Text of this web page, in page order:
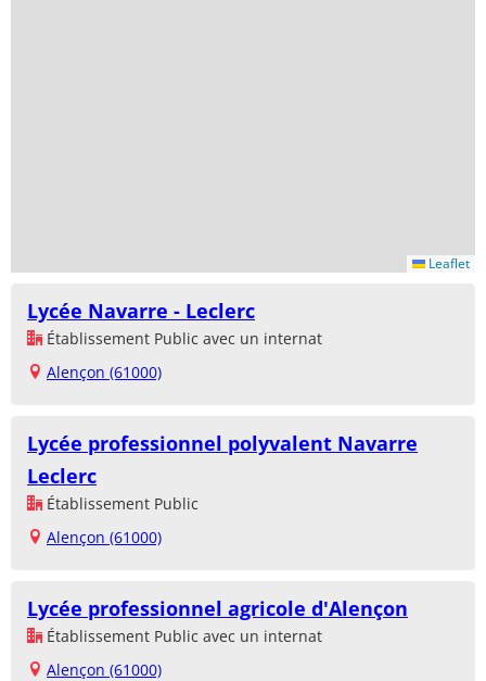
Leaflet
Lycée Navarre - Leclerc
Établissement Public avec un internat
Alençon (61000)
Lycée professionnel polyvalent Navarre
Leclerc
Établissement Public
Alençon (61000)
Lycée professionnel agricole d'Alençon
Établissement Public avec un internat
Alençon (61000)